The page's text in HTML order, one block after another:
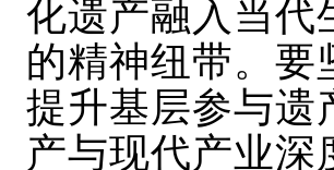
化遗产融入当代
的精神纽带。要
提升基层参与遗
产与现代产业深